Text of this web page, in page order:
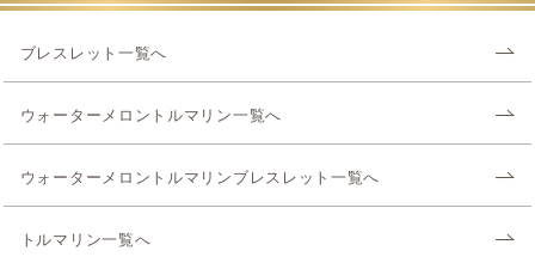
ブレスレット一覧へ
ウォーターメロントルマリン一覧へ
ウォーターメロントルマリンブレスレット一覧へ
トルマリン一覧へ